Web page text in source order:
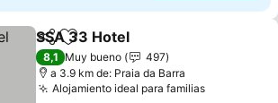
CompartirAñadir a favoritos
SSA 33 Hotel
8,1 Muy bueno
497
a 3.9 km de: Praia da Barra
Alojamiento ideal para familiasVer